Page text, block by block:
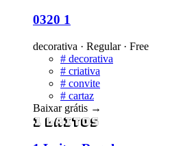
0320 1
decorativa · Regular · Free
# decorativa
# criativa
# convite
# cartaz
Baixar grátis →
1 Laitos